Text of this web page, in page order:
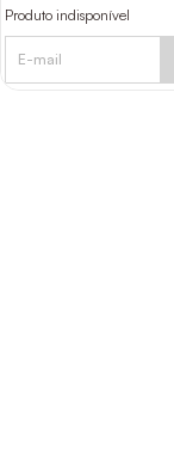
Produto indisponível